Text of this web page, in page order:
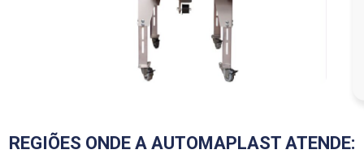
REGIÕES ONDE A AUTOMAPLAST ATENDE: